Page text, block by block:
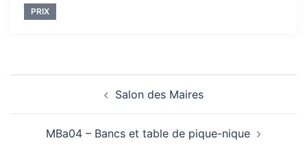
PRIX
Salon des Maires
MBa04 – Bancs et table de pique-nique